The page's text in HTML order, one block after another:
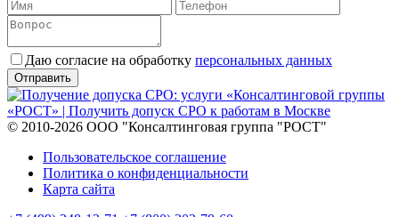
Даю согласие на обработку персональных данных
© 2010-2026 ООО "Консалтинговая группа "РОСТ"
Пользовательское соглашение
Политика о конфиденциальности
Карта сайта